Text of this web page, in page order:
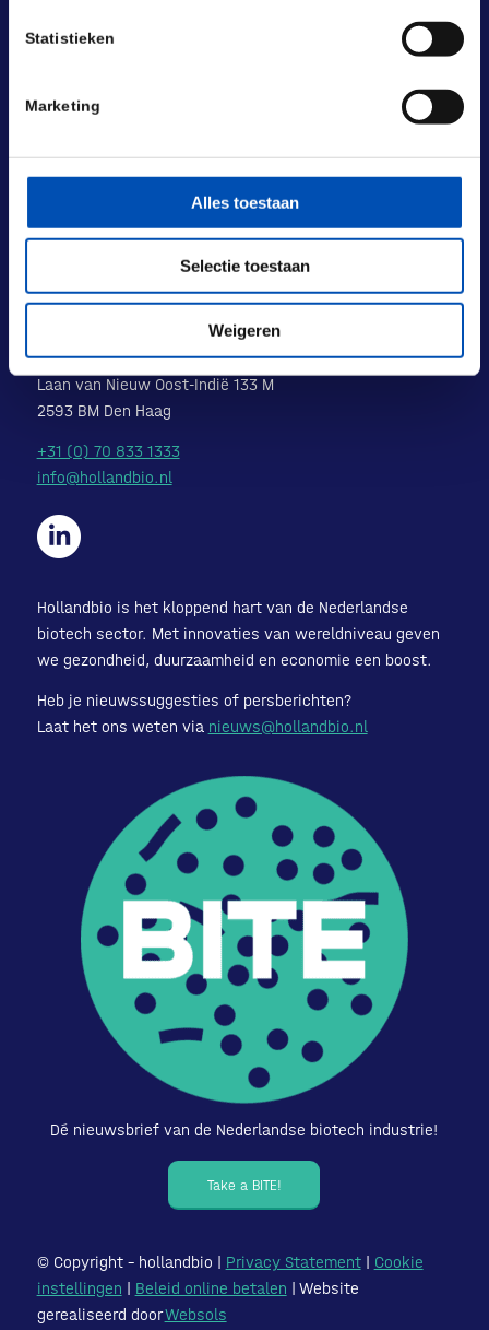
Statistieken
Marketing
Alles toestaan
Selectie toestaan
Weigeren
Laan van Nieuw Oost-Indië 131-133
POSTADRES
Laan van Nieuw Oost-Indië 133 M
2593 BM Den Haag
+31 (0) 70 833 1333
info@hollandbio.nl
Hollandbio is het kloppend hart van de Nederlandse
biotech sector. Met innovaties van wereldniveau geven
we gezondheid, duurzaamheid en economie een boost.
Heb je nieuwssuggesties of persberichten?
Laat het ons weten via nieuws@hollandbio.nl
Dé nieuwsbrief van de Nederlandse biotech industrie!
Take a BITE!
© Copyright – hollandbio | Privacy Statement| Cookie
instellingen | Beleid online betalen | Website
gerealiseerd doorWebsols